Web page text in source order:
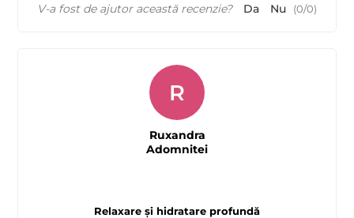
V-a fost de ajutor această recenzie? Da Nu (0/0)
Relaxare și hidratare profundă
R
Ruxandra
Adomnitei